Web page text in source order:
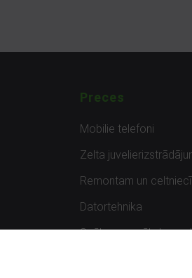
Preces
Mobilie telefoni
Zelta
Remontam un
Datortehnika
Spēles un spēļu